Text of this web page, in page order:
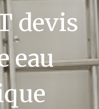
devis
eau